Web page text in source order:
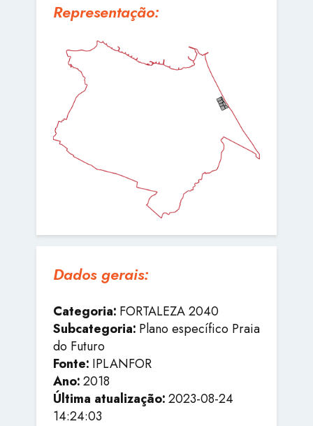
Representação:
Dados gerais:
Categoria: FORTALEZA 2040
Subcategoria: Plano específico Praia
do Futuro
Fonte: IPLANFOR
Ano:2018
Última atualização:2023-08-24
14:24:03